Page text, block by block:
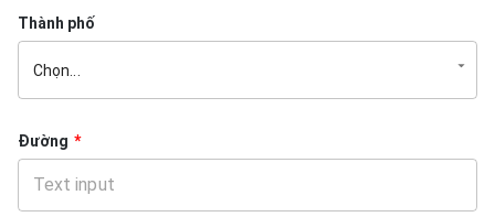
Thành phố
Đường *